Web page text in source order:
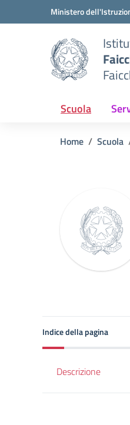
Vai ai contenuti
Vai al menu di navigazione
Ministero
Scuola
Home Scuola
Indice della pagina
Descrizione